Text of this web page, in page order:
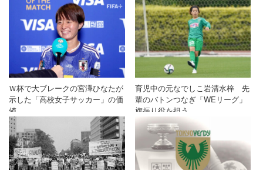
Ｗ杯で大ブレークの宮澤ひなたが
示した「高校女子サッカー」の価
値
育児中の元なでしこ岩清水梓 先
輩のバトンつなぎ「WEリーグ」
旗振り役を担う